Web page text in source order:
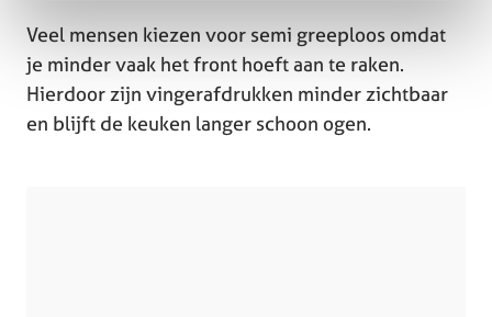
Veel mensen kiezen voor semi greeploos omdat
je minder vaak het front hoeft aan te raken.
Hierdoor zijn vingerafdrukken minder zichtbaar
en blijft de keuken langer schoon ogen.